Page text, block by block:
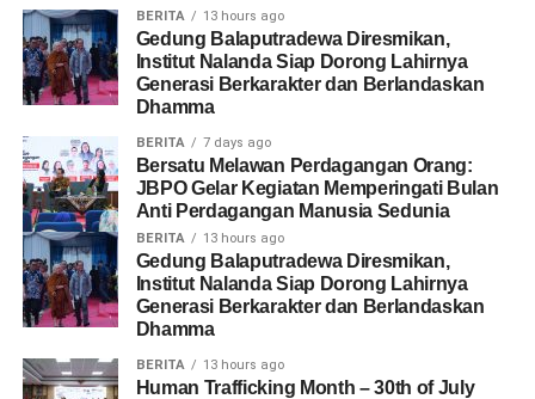
BERITA 13 hours ago
Gedung Balaputradewa Diresmikan,
Institut Nalanda Siap Dorong Lahirnya
Generasi Berkarakter dan Berlandaskan
Dhamma
BERITA 7 days ago
Bersatu Melawan Perdagangan Orang:
JBPO Gelar Kegiatan Memperingati Bulan
Anti Perdagangan Manusia Sedunia
BERITA 13 hours ago
Gedung Balaputradewa Diresmikan,
Institut Nalanda Siap Dorong Lahirnya
Generasi Berkarakter dan Berlandaskan
Dhamma
BERITA 13 hours ago
Human Trafficking Month – 30th of July